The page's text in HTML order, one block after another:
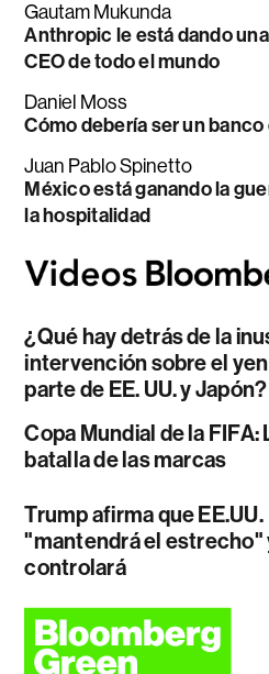
Gautam Mukunda
Anthropic le está dando
CEO de todo el mundo
Daniel Moss
Cómo debería ser un
Juan Pablo Spinetto
México está ganando la
la hospitalidad
¿Qué hay detrás de la
intervención sobre el
parte de EE. UU. y Japón?
Copa Mundial de la FIFA:
batalla de las marcas
Trump afirma que EE.UU.
"mantendrá el estrecho"
controlará